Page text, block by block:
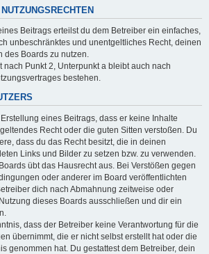
Beitrags erteilst du dem Betreiber ein einfaches,
unbeschränktes und unentgeltliches Recht, deinen
des Boards zu nutzen.
nach Punkt 2, Unterpunkt a bleibt auch nach
bestehen.
eines Beitrags, dass er keine Inhalte
Recht oder die guten Sitten verstoßen. Du
dass du das Recht besitzt, die in deinen
Links und Bilder zu setzen bzw. zu verwenden.
übt das Hausrecht aus. Bei Verstößen gegen
oder anderer im Board veröffentlichten
dich nach Abmahnung zeitweise oder
dieses Boards ausschließen und dir ein
dass der Betreiber keine Verantwortung für die
übernimmt, die er nicht selbst erstellt hat oder die
genommen hat. Du gestattest dem Betreiber, dein